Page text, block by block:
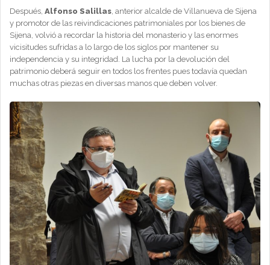
Después, Alfonso Salillas, anterior alcalde de Villanueva de Sijena
y promotor de las reivindicaciones patrimoniales por los bienes de
Sijena, volvió a recordar la historia del monasterio y las enormes
vicisitudes sufridas a lo largo de los siglos por mantener su
independencia y su integridad. La lucha por la devolución del
patrimonio deberá seguir en todos los frentes pues todavía quedan
muchas otras piezas en diversas manos que deben volver.